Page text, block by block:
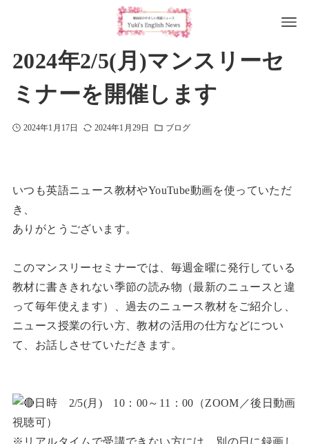
2024年2/5(月)マンスリーセ
ミナーを開催します
2024年1月17日 2024年1月29日 ブログ
いつも英語ニュース教材やYouTube動画を使っていただ
き、
ありがとうございます。
このマンスリーセミナーでは、毎週金曜に発行している
教材に書ききれない季節の読み物（最新のニュースと違
って毎年使えます）、過去のニュース教材をご紹介し、
ニュース授業の行い方、教材の活用の仕方などについ
て、お話しさせていただきます。
日時 2/5(月) 10：00～11：00（ZOOM／後日動画
視聴可）
※リアルタイムで受講できない方には、別の日に録画し